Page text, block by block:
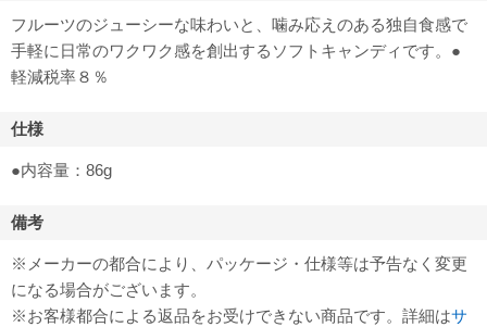
フルーツのジューシーな味わいと、噛み応えのある独自食感で
手軽に日常のワクワク感を創出するソフトキャンディです。●
軽減税率８％
仕様
●内容量：86g
備考
※メーカーの都合により、パッケージ・仕様等は予告なく変更
になる場合がございます。
※お客様都合による返品をお受けできない商品です。詳細はサ